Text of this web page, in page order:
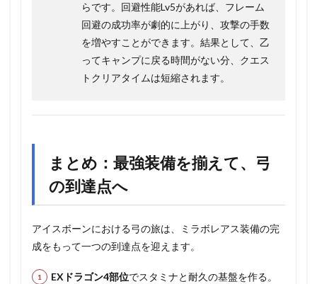
らです。回避性能Lv5があれば、フレーム
回避の成功率が劇的に上がり、攻撃の手数
を増やすことができます。結果として、乙
ってキャンプに戻る時間がない分、クエス
トクリアタイムは短縮されます。
まとめ：最強装備を揃えて、弓
の到達点へ
アイスボーンにおける弓の旅は、ミラボレアス装備の完
成をもって一つの到達点を迎えます。
EXドラゴン4部位でスタミナと耐久の基盤を作る。